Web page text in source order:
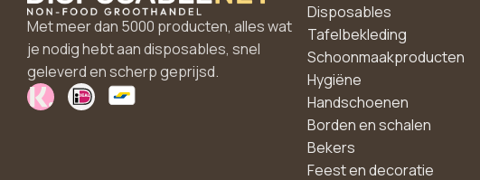
Met meer dan 5000 producten, alles wat
je nodig hebt aan disposables, snel
geleverd en scherp geprijsd.
Disposables
Tafelbekleding
Schoonmaakproducten
Hygiëne
Handschoenen
Borden en schalen
Bekers
Feest en decoratie